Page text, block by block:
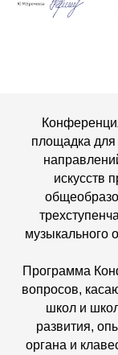
площадка для
искусств
музыкального
Программа
вопросов,
школ и
развития,
органа и